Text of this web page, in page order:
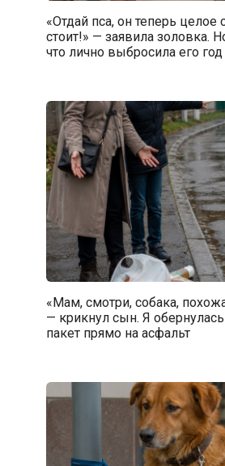
«Отдай пса, он теперь целое
стоит!» — заявила золовка.
что лично выбросила его
«Мам, смотри, собака,
— крикнул сын. Я
пакет прямо на асфальт